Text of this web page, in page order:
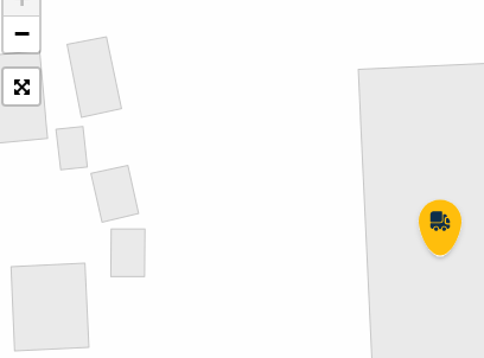
Укрпошта Експрес/тариф
«Пріоритетний»
Укрпошта Стандарт/тариф «Базовий»
Доставка за межі України
Прийом вантажів
−